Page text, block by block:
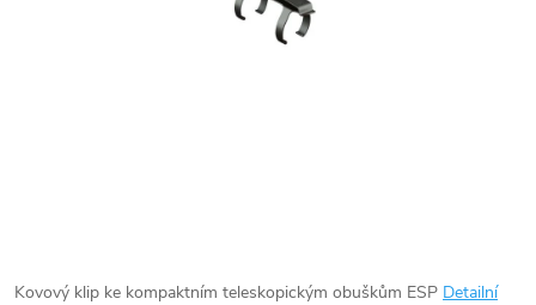
Kovový klip ke kompaktním teleskopickým obuškům ESP Detailní